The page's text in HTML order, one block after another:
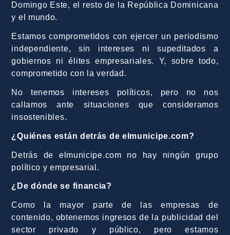
Domingo Este, el resto de la República Dominicana
y el mundo.
Estamos comprometidos con ejercer un periodismo
independiente, sin intereses ni supeditados a
gobiernos ni élites empresariales. Y, sobre todo,
comprometido con la verdad.
No tenemos intereses políticos, pero no nos
callamos ante situaciones que consideramos
insostenibles.
¿Quiénes están detrás de elmunicipe.com?
Detrás de elmunicipe.com no hay ningún grupo
político y empresarial.
¿De dónde se financia?
Como la mayor parte de las empresas de
contenido, obtenemos ingresos de la publicidad del
sector privado y público, pero estamos